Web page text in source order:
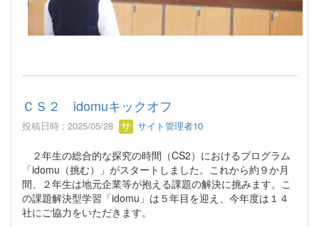
ＣＳ２ idomuキックオフ
投稿日時 : 2025/05/28 サイト管理者10
２年生の総合的な探究の時間（CS2）におけるプログラム
「idomu（挑む）」がスタートしました。これから約９か月
間、２年生は地元企業等が抱える課題の解決に挑みます。こ
の課題解決型学習「idomu」は５年目を迎え、今年度は１４
社にご協力をいただきます。